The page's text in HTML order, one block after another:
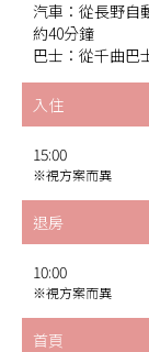
汽車：從長野自
約40分鐘
巴士：從千曲巴
入住
15:00
※視方案而異
退房
10:00
※視方案而異
首頁